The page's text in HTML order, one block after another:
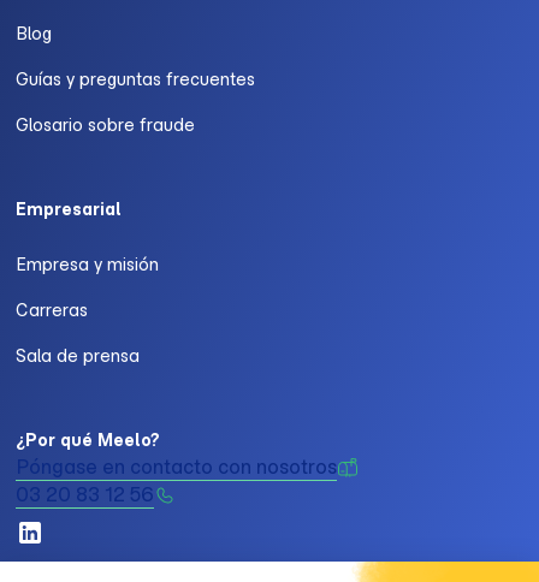
Blog
Guías y preguntas frecuentes
Glosario sobre fraude
Empresarial
Empresa y misión
Carreras
Sala de prensa
¿Por qué Meelo?
Póngase en contacto con nosotros
03 20 83 12 56